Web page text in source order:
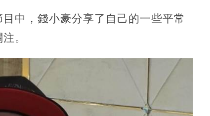
中，錢小豪分享了自己的一些平常
。